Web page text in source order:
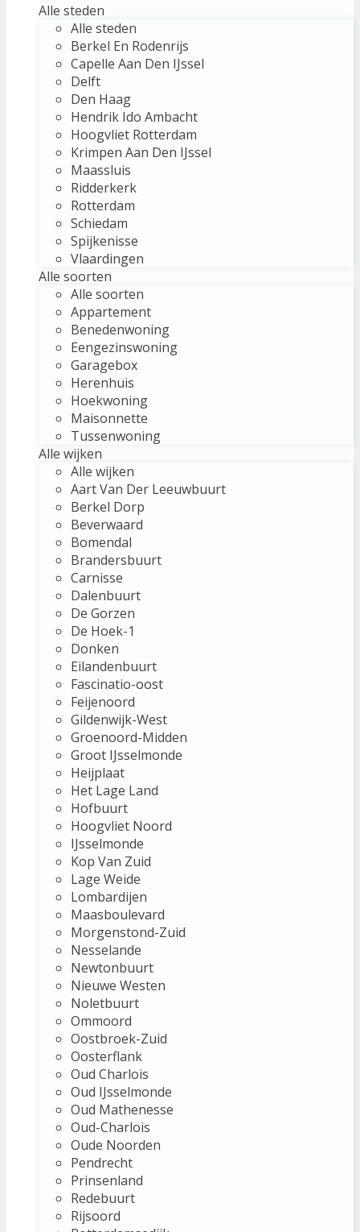
Alle steden
Alle steden
Berkel En Rodenrijs
Capelle Aan Den IJssel
Delft
Den Haag
Hendrik Ido Ambacht
Hoogvliet Rotterdam
Krimpen Aan Den IJssel
Maassluis
Ridderkerk
Rotterdam
Schiedam
Spijkenisse
Vlaardingen
Alle soorten
Alle soorten
Appartement
Benedenwoning
Eengezinswoning
Garagebox
Herenhuis
Hoekwoning
Maisonnette
Tussenwoning
Alle wijken
Alle wijken
Aart Van Der Leeuwbuurt
Berkel Dorp
Beverwaard
Bomendal
Brandersbuurt
Carnisse
Dalenbuurt
De Gorzen
De Hoek-1
Donken
Eilandenbuurt
Fascinatio-oost
Feijenoord
Gildenwijk-West
Groenoord-Midden
Groot IJsselmonde
Heijplaat
Het Lage Land
Hofbuurt
Hoogvliet Noord
IJsselmonde
Kop Van Zuid
Lage Weide
Lombardijen
Maasboulevard
Morgenstond-Zuid
Nesselande
Newtonbuurt
Nieuwe Westen
Noletbuurt
Ommoord
Oostbroek-Zuid
Oosterflank
Oud Charlois
Oud IJsselmonde
Oud Mathenesse
Oud-Charlois
Oude Noorden
Pendrecht
Prinsenland
Redebuurt
Rijsoord